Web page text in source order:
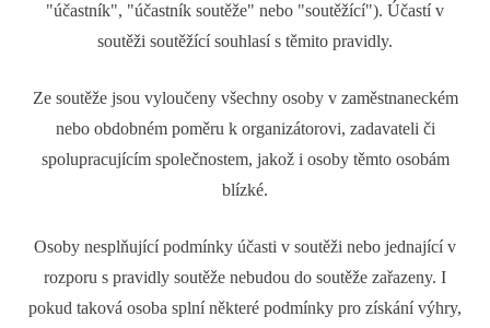
"účastník", "účastník soutěže" nebo "soutěžící"). Účastí v
soutěži soutěžící souhlasí s těmito pravidly.
Ze soutěže jsou vyloučeny všechny osoby v zaměstnaneckém
nebo obdobném poměru k organizátorovi, zadavateli či
spolupracujícím společnostem, jakož i osoby těmto osobám
blízké.
Osoby nesplňující podmínky účasti v soutěži nebo jednající v
rozporu s pravidly soutěže nebudou do soutěže zařazeny. I
pokud taková osoba splní některé podmínky pro získání výhry,